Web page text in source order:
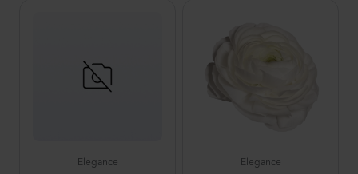
Elegance Elegance